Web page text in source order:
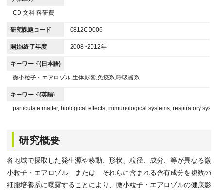
CD 文科-科研費
研究課題コード 0812CD006
開始/終了年度 2008~2012年
キーワード(日本語)
微小粒子・エアロゾル,生体影響,免疫系,呼吸器系
キーワード(英語)
particulate matter, biological effects, immunological systems, respiratory
研究概要
各地域で採取した発生源や移動、形状、粒径、成分、等が異なる微
小粒子・エアロゾル、または、それらに含まれる含有成分を複数の
細胞培養系に曝露することにより、微小粒子・エアロゾルの健康影